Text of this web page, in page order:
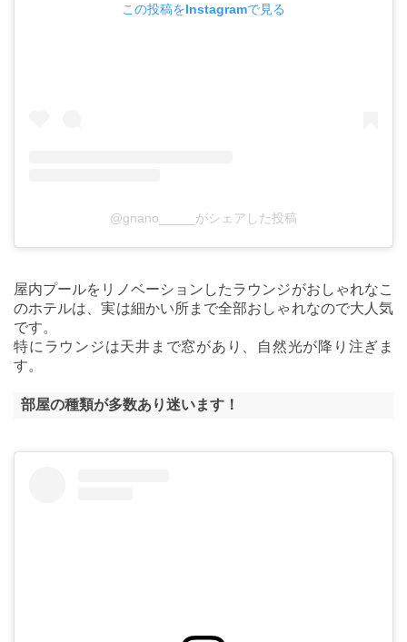
この投稿をInstagramで見る
@gnano_____がシェアした投稿
屋内プールをリノベーションしたラウンジがおしゃれなこ
のホテルは、実は細かい所まで全部おしゃれなので大人気
です。
特にラウンジは天井まで窓があり、自然光が降り注ぎま
す。
部屋の種類が多数あり迷います！